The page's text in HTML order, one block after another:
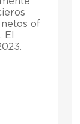
netos of